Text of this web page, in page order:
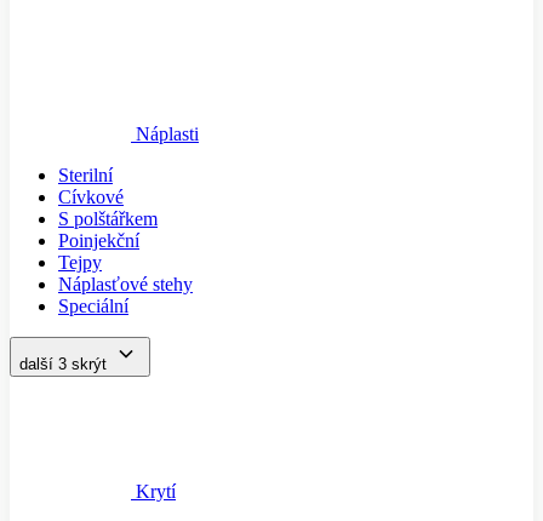
Náplasti
Sterilní
Cívkové
S polštářkem
Poinjekční
Tejpy
Náplasťové stehy
Speciální
další 3 skrýt
Krytí